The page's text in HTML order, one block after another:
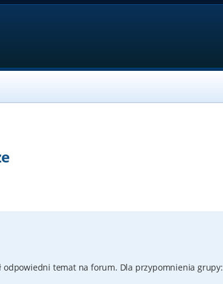
odpowiedni temat na forum. Dla przypomnienia grupy: